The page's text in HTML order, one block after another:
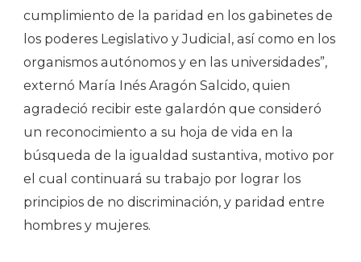
cumplimiento de la paridad en los gabinetes de
los poderes Legislativo y Judicial, así como en los
organismos autónomos y en las universidades”,
externó María Inés Aragón Salcido, quien
agradeció recibir este galardón que consideró
un reconocimiento a su hoja de vida en la
búsqueda de la igualdad sustantiva, motivo por
el cual continuará su trabajo por lograr los
principios de no discriminación, y paridad entre
hombres y mujeres.